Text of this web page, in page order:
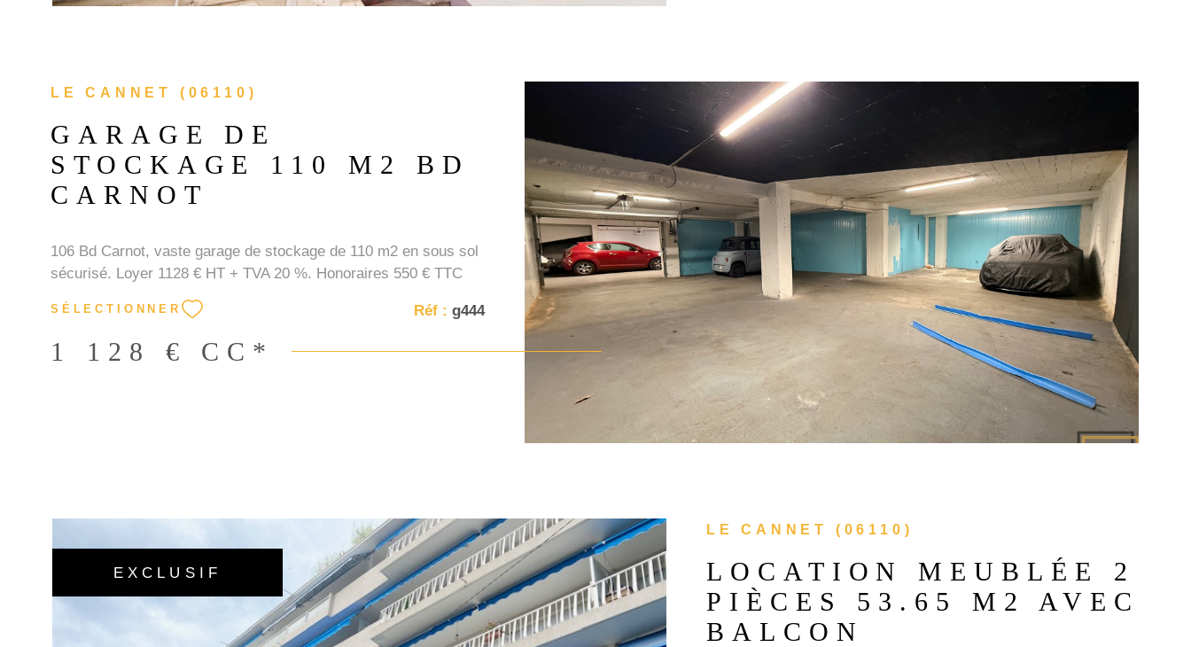
LE CANNET (06110)
GARAGE DE
STOCKAGE 110 M2 BD
CARNOT
106 Bd Carnot, vaste garage de stockage de 110 m2 en sous sol
sécurisé. Loyer 1128 € HT + TVA 20 %. Honoraires 550 € TTC
SÉLECTIONNER Réf : g444
1 128 € CC*
VOIR LE BIEN
LE CANNET (06110)
LOCATION MEUBLÉE 2
PIÈCES 53.65 M2 AVEC
BALCON
EXCLUSIF